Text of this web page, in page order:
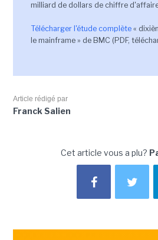
milliard de dollars de chiffre
Télécharger l'étude complète«
le mainframe » de BMC (PDF,
Article rédigé par
Franck Salien
Cet article vous a plu?